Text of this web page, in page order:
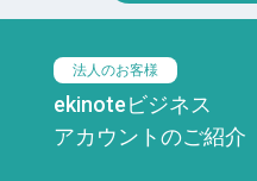
法人のお客様
ekinoteビジネス
アカウントのご紹介